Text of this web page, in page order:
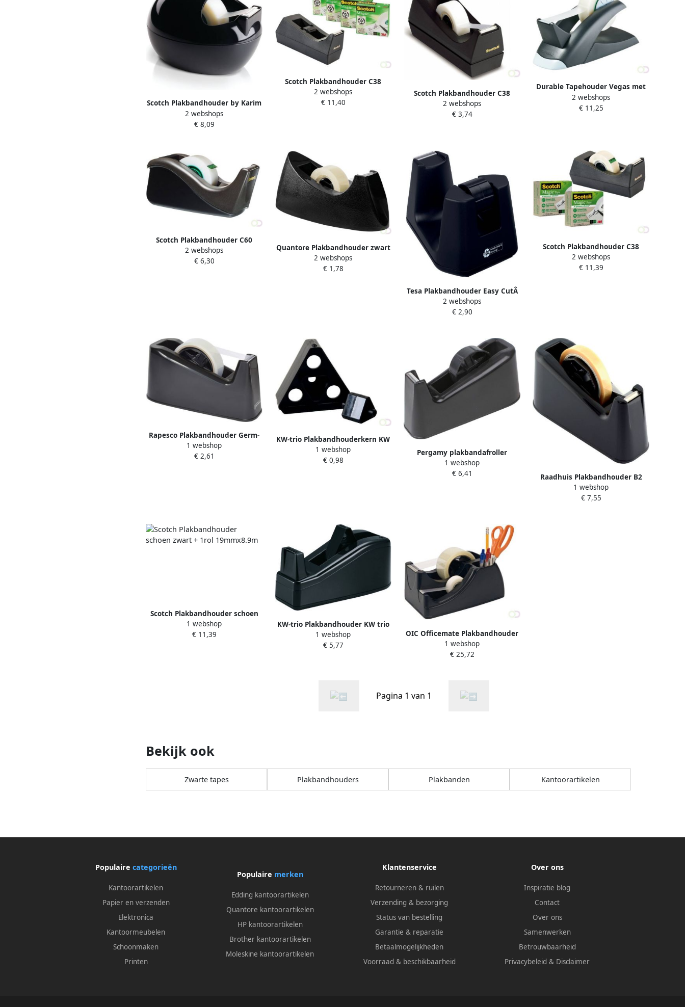
Scotch Plakbandhouder by Karim
Rashid zwart + 1 rol magic tape
19mmx7.5m
2 webshops
€ 8,09
Scotch Plakbandhouder C38
zwart + 4 rollen magic tape
19mmx33m
2 webshops
€ 11,40
Scotch Plakbandhouder C38
verzwaard zwart
2 webshops
€ 3,74
Durable Tapehouder Vegas met
taperol 19mmx33m zwart grijs
2 webshops
€ 11,25
Scotch Plakbandhouder C60
zwart + 1rol magic tape
19mmx33m
2 webshops
€ 6,30
Quantore Plakbandhouder zwart
33m
2 webshops
€ 1,78
Tesa Plakbandhouder Easy CutÂ
SMART zwart
2 webshops
€ 2,90
Scotch Plakbandhouder C38
recycled zwart + 3rol magic tape
900 19mmx33m
2 webshops
€ 11,39
Rapesco Plakbandhouder Germ-
Savvy 500 antibacterieel zwart
1 webshop
€ 2,61
KW-trio Plakbandhouderkern KW
trio voor 33meter en 66meter
zwart
1 webshop
€ 0,98
Pergamy plakbandafroller
1 webshop
€ 6,41
Raadhuis Plakbandhouder B2
voor 66m zwart
1 webshop
€ 7,55
Scotch Plakbandhouder schoen
zwart + 1rol 19mmx8.9m
1 webshop
€ 11,39
KW-trio Plakbandhouder KW trio
voor 66m zwart
1 webshop
€ 5,77
OIC Officemate Plakbandhouder
Oic 96690 giant zwart
1 webshop
€ 25,72
Pagina 1 van 1
Bekijk ook
Zwarte tapes Plakbandhouders Plakbanden Kantoorartikelen
Populaire categorieën
Kantoorartikelen
Papier en verzenden
Elektronica
Kantoormeubelen
Schoonmaken
Printen
Populaire merken
Edding kantoorartikelen
Quantore kantoorartikelen
HP kantoorartikelen
Brother kantoorartikelen
Moleskine kantoorartikelen
Klantenservice
Retourneren & ruilen
Verzending & bezorging
Status van bestelling
Garantie & reparatie
Betaalmogelijkheden
Voorraad & beschikbaarheid
Over ons
Inspiratie blog
Contact
Over ons
Samenwerken
Betrouwbaarheid
Privacybeleid & Disclaimer